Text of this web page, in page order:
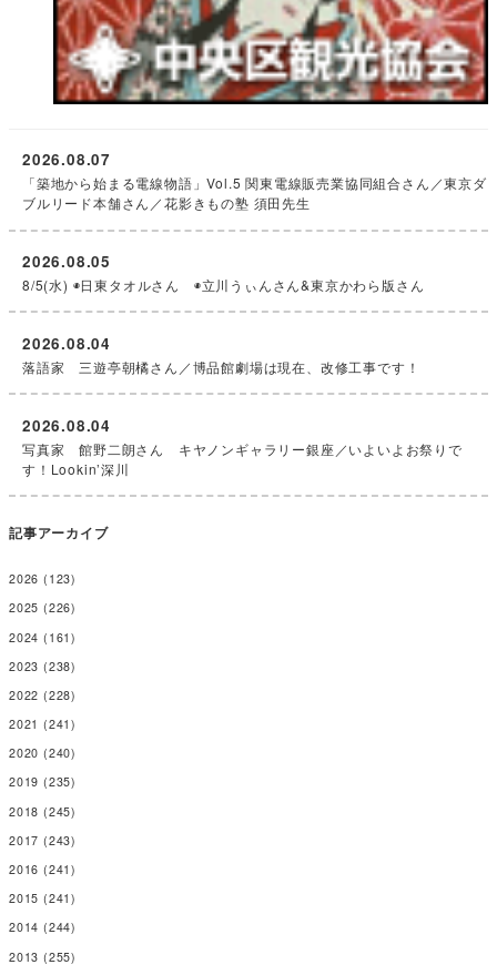
「築地から始まる電線物語」Vol.5 関東電線販売業協同組合さん／東京ダ
ブルリード本舗さん／花影きもの塾 須田先生
2026.08.07
8/5(水) ◉日東タオルさん ◉立川うぃんさん&東京かわら版さん
2026.08.05
落語家 三遊亭朝橘さん／博品館劇場は現在、改修工事です！
2026.08.04
写真家 館野二朗さん キヤノンギャラリー銀座／いよいよお祭りで
す！Lookin’深川
2026.08.04
記事アーカイブ
2026 (123)
2025 (226)
2024 (161)
2023 (238)
2022 (228)
2021 (241)
2020 (240)
2019 (235)
2018 (245)
2017 (243)
2016 (241)
2015 (241)
2014 (244)
2013 (255)